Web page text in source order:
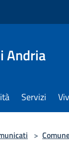
Andria
Servizi
>